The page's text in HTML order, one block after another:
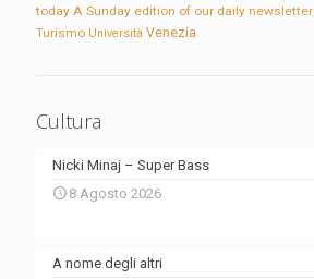
today A Sunday edition of our daily newsletter
Turismo Università Venezia
Cultura
Nicki Minaj – Super Bass
8 Agosto 2026
A nome degli altri